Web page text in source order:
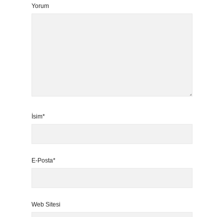
Yorum
İsim*
E-Posta*
Web Sitesi